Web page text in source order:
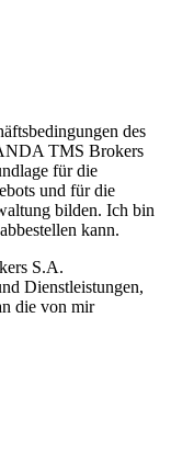
des
TMS Brokers
für die
und für die
bilden. Ich bin
kann.
S.A.
Dienstleistungen,
die von mir